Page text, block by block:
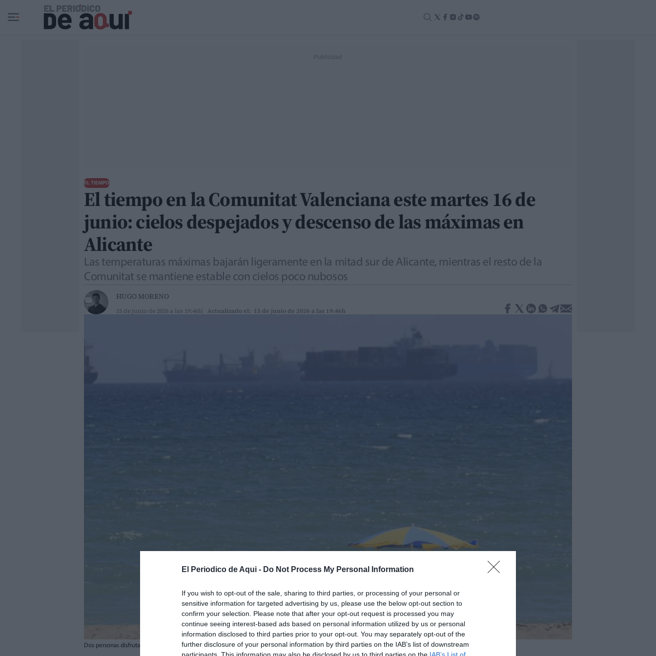
El Periodico de Aqui - Do Not Process My Personal Information
If you wish to opt-out of the sale, sharing to third parties, or processing of your personal or
sensitive information for targeted advertising by us, please use the below opt-out section to
confirm your selection. Please note that after your opt-out request is processed you may
continue seeing interest-based ads based on personal information utilized by us or personal
information disclosed to third parties prior to your opt-out. You may separately opt-out of the
further disclosure of your personal information by third parties on the IAB’s list of downstream
participants. This information may also be disclosed by us to third parties on the IAB’s List of
Ir al contenido principal
EL TIEMPO
El tiempo en la Comunitat Valenciana este martes 16 de
junio: cielos despejados y descenso de las máximas en
Alicante
Las temperaturas máximas bajarán ligeramente en la mitad sur de Alicante, mientras el resto de la
Comunitat se mantiene estable con cielos poco nubosos
HUGO MORENO
15 de junio de 2026 a las 19:46h Actualizado el: 15 de junio de 2026 a las 19:46h
Dos personas disfrutan del buen tiempo en la playa del Saler en València. / EFE-Archivo